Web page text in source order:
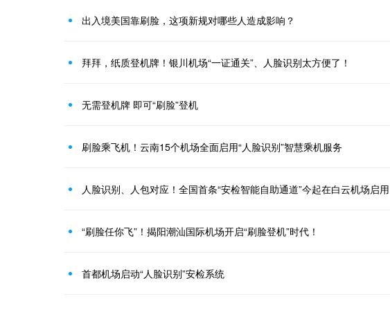
出入境美国靠刷脸，这项新规对哪些人造成影响？
拜拜，纸质登机牌！银川机场“一证通关”、人脸识别太方便了！
无需登机牌 即可“刷脸”登机
刷脸乘飞机！云南15个机场全面启用“人脸识别”智慧乘机服务
人脸识别、人包对应！全国首条“安检智能自助通道”今起在白云机场启用
“刷脸任你飞”！揭阳潮汕国际机场开启“刷脸登机”时代！
首都机场启动“人脸识别”安检系统